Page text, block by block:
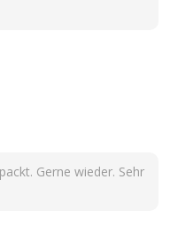
Gerne wieder. Sehr